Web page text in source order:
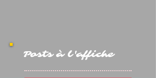
Posts à l'affiche